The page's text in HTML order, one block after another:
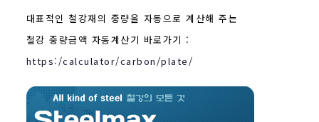
대표적인 철강재의 중량을 자동으로 계산해 주는
철강 중량금액 자동계산기 바로가기 :
https:/calculator/carbon/plate/